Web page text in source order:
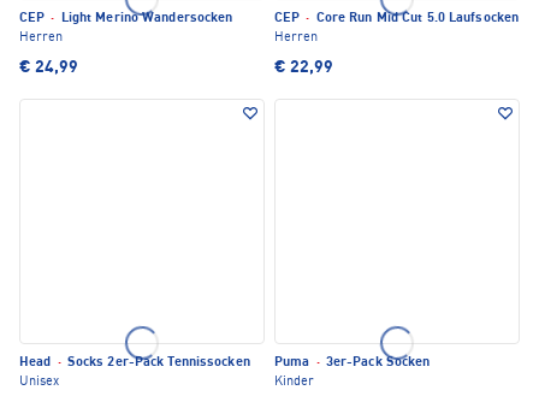
CEP ·
Light Merino Wandersocken
Herren
€ 24,99
CEP · Core Run Mid Cut 5.0 Laufsocken
Herren
€ 22,99
Head · Socks 2er-Pack Tennissocken
Unisex
Puma · 3er-Pack Socken
Kinder